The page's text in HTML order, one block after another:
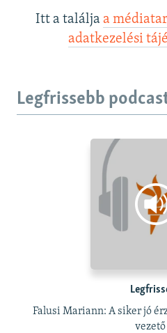
Itt a találja a
adatkezelési
Legfrissebb
Falusi Mariann: A siker jó